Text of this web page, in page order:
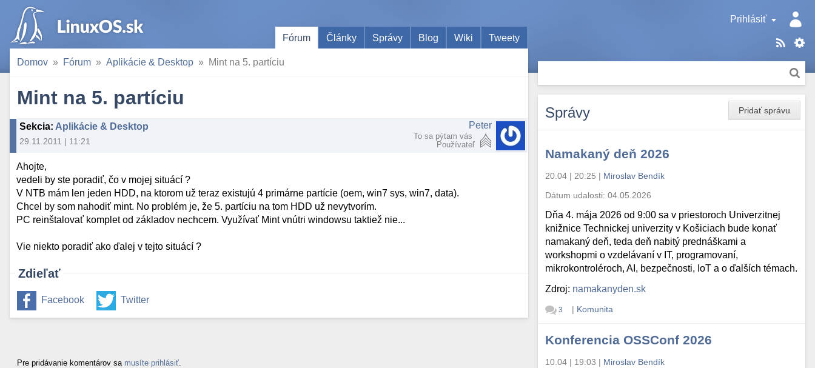
Prihlásiť
Fórum
Články Správy Blog Wiki Tweety
Domov Fórum Aplikácie & Desktop Mint na 5. partíciu
Mint na 5. partíciu
Sekcia: Aplikácie & Desktop
29.11.2011 | 11:21
Peter
To sa pýtam vás
Používateľ
Ahojte,
vedeli by ste poradiť, čo v mojej situácí ?
V NTB mám len jeden HDD, na ktorom už teraz existujú 4 primárne partície (oem, win7 sys, win7, data).
Chcel by som nahodiť mint. No problém je, že 5. partíciu na tom HDD už nevytvorím.
PC reinštalovať komplet od základov nechcem. Využívať Mint vnútri windowsu taktiež nie...
Vie niekto poradiť ako ďalej v tejto situácí ?
Zdieľať
Facebook Twitter
Pre pridávanie komentárov sa musíte prihlásiť
Pridať správu
Správy
Namakaný deň 2026
20.04 | 20:25 | Miroslav Bendík
Dátum udalosti:04.05.2026
Dňa 4. mája 2026 od 9:00 sa v priestoroch Univerzitnej
knižnice Technickej univerzity v Košiciach bude konať
namakaný deň, teda deň nabitý prednáškami a
workshopmi o vzdelávaní v IT, programovaní,
mikrokontroléroch, AI, bezpečnosti, IoT a o ďalších témach.
Zdroj: namakanyden.sk
3 | Komunita
Konferencia OSSConf 2026
10.04 | 19:03 | Miroslav Bendík